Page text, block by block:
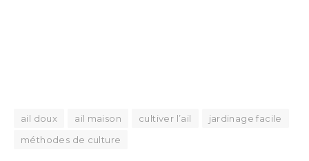
ail doux ail maison cultiver l’ail
jardinage facile
méthodes de culture